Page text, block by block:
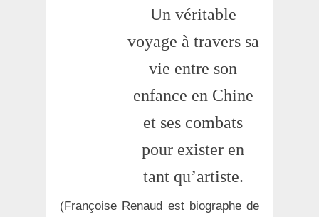
Un véritable
voyage à travers sa
vie entre son
enfance en Chine
et ses combats
pour exister en
tant qu’artiste.
(Françoise Renaud est biographe de